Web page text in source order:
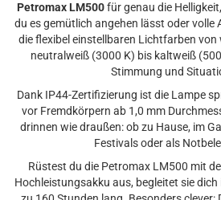
Petromax LM500für genau die
du es gemütlich angehen lässt oder
die flexibel einstellbaren Lichtfarben
neutralweiß (3000 K) bis kaltweiß
Stimmung und
Dank IP44-Zertifizierung ist die Lampe
vor Fremdkörpern ab 1,0 mm
drinnen wie draußen: ob zu Hause, im
Festivals oder als
Rüstest du die Petromax LM500 mit
Hochleistungsakku aus, begleitet sie